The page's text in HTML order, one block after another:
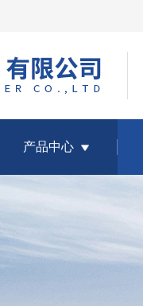
产品中心